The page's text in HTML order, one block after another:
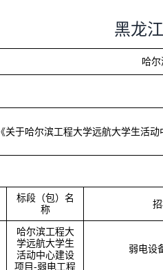
黑龙
哈
《关于哈尔滨工程大学远航大学生活
标段（包）名
称
哈尔滨工程大
学远航大学生
活动中心建设
项目 -弱电工程
弱电设